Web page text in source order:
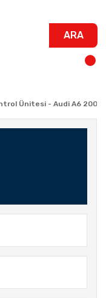
ARA
Ünitesi - Audi A6 2009